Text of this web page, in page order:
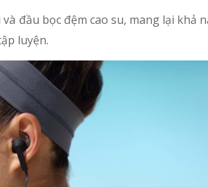
đầu bọc đệm cao su, mang lại khả
luyện.